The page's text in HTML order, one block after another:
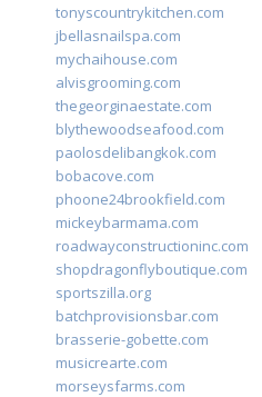
tonyscountrykitchen.com
jbellasnailspa.com
mychaihouse.com
alvisgrooming.com
thegeorginaestate.com
blythewoodseafood.com
paolosdelibangkok.com
bobacove.com
phoone24brookfield.com
mickeybarmama.com
roadwayconstructioninc.com
shopdragonflyboutique.com
sportszilla.org
batchprovisionsbar.com
brasserie-gobette.com
musicrearte.com
morseysfarms.com